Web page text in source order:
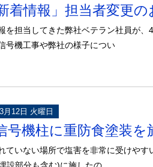
着情報」担当者変更
を担当してきた弊社ベテラン社員が
号機工事や弊社の様子につい
月12日 火曜日
号機柱に重防食塗装を
ていない場所で塩害を非常に受けや